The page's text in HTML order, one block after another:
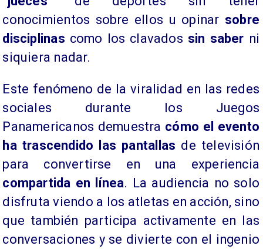
conocimientos sobre ellos u opinar sobre
disciplinas como los clavados sin saber ni
siquiera nadar.
Este fenómeno de la viralidad en las redes
sociales durante los Juegos
Panamericanos demuestra cómo el evento
ha trascendido las pantallas de televisión
para convertirse en una experiencia
compartida en línea. La audiencia no solo
disfruta viendo a los atletas en acción, sino
que también participa activamente en las
conversaciones y se divierte con el ingenio